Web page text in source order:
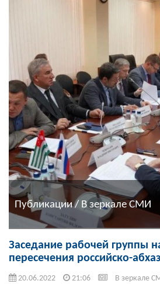
Публикации / В зеркале СМИ
Заседание рабочей группы
пересечения российско-
20.06.2022 21:06 В зеркале